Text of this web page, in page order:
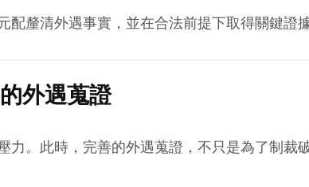
釐清外遇事實，並在合法前提下取得關鍵證
外遇蒐證
。此時，完善的外遇蒐證，不只是為了制裁